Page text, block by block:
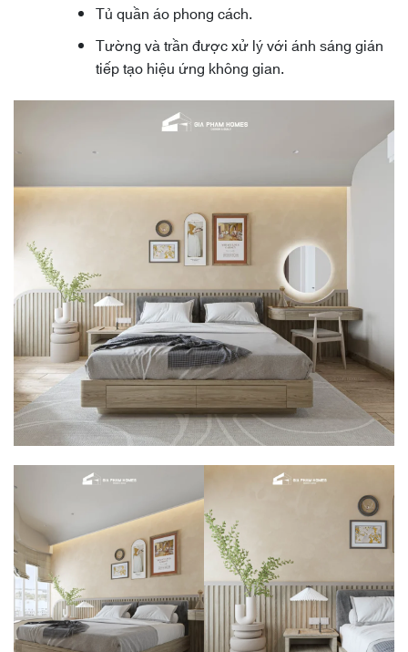
Tủ quần áo phong cách.
Tường và trần được xử lý với ánh sáng gián
tiếp tạo hiệu ứng không gian.